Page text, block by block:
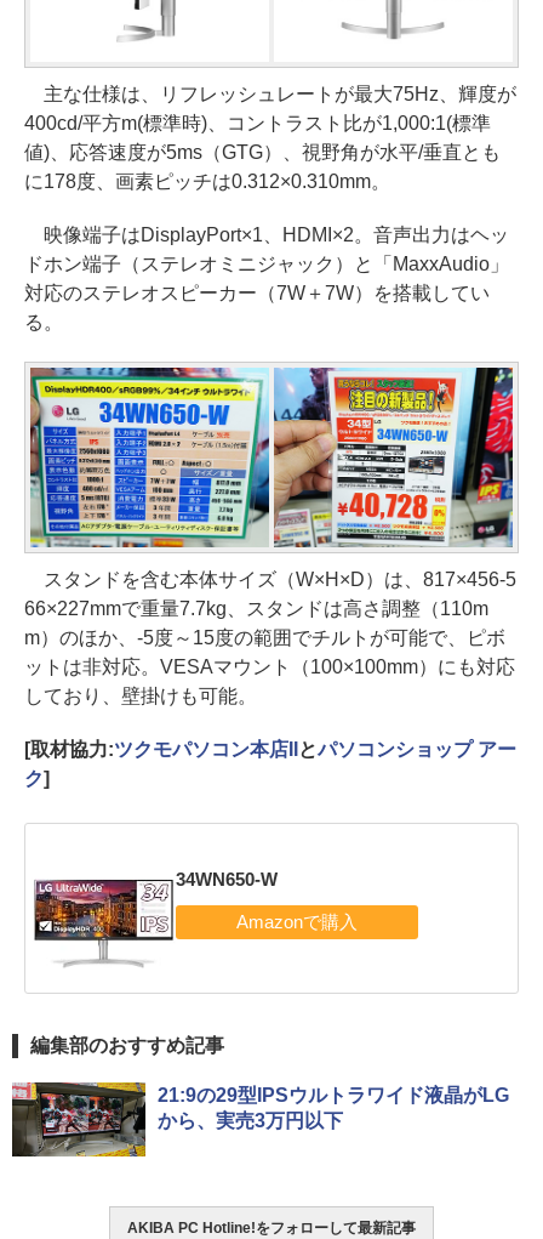
主な仕様は、リフレッシュレートが最大75Hz、輝度が
400cd/平方m(標準時)、コントラスト比が1,000:1(標準
値)、応答速度が5ms（GTG）、視野角が水平/垂直とも
に178度、画素ピッチは0.312×0.310mm。
映像端子はDisplayPort×1、HDMI×2。音声出力はヘッ
ドホン端子（ステレオミニジャック）と「MaxxAudio」
対応のステレオスピーカー（7W＋7W）を搭載してい
る。
スタンドを含む本体サイズ（W×H×D）は、817×456-5
66×227mmで重量7.7kg、スタンドは高さ調整（110m
m）のほか、-5度～15度の範囲でチルトが可能で、ピボ
ットは非対応。VESAマウント（100×100mm）にも対応
しており、壁掛けも可能。
[取材協力:ツクモパソコン本店II とパソコンショップ アー
ク]
34WN650-W
編集部のおすすめ記事
21:9の29型IPSウルトラワイド液晶がLG
から、実売3万円以下
AKIBA PC Hotline!をフォローして最新記事